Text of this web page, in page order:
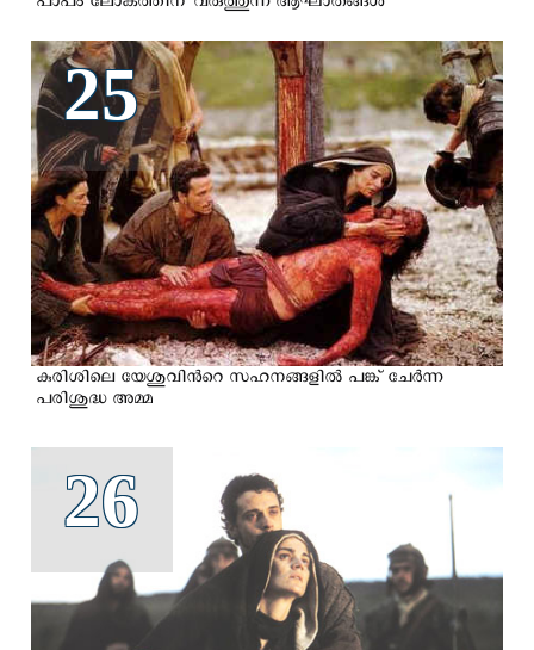
25
കുരിശിലെ യേശുവിന്‍റെ സഹനങ്ങളില്‍ പങ്ക് ചേര്‍ന്ന
പരിശുദ്ധ അമ്മ
26